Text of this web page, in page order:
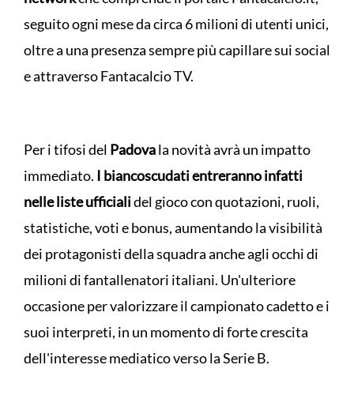
seguito ogni mese da circa 6 milioni di utenti unici,
oltre a una presenza sempre più capillare sui social
e attraverso Fantacalcio TV.
Per i tifosi del Padovala novità avrà un impatto
immediato. I biancoscudati entreranno infatti
nelle liste ufficialidel gioco con quotazioni, ruoli,
statistiche, voti e bonus, aumentando la visibilità
dei protagonisti della squadra anche agli occhi di
milioni di fantallenatori italiani. Un'ulteriore
occasione per valorizzare il campionato cadetto e i
suoi interpreti, in un momento di forte crescita
dell'interesse mediatico verso la Serie B.